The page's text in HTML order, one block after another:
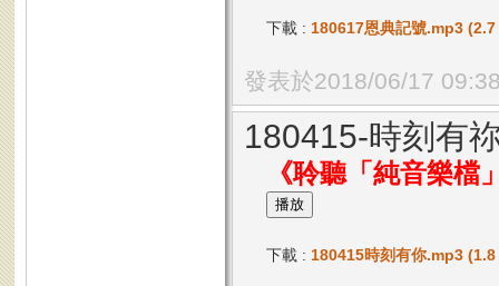
下載 : 180617恩典記號.mp3
發表於2018/06/17
180415-時刻有
《聆聽「純音樂檔
下載 : 180415時刻有你.mp3